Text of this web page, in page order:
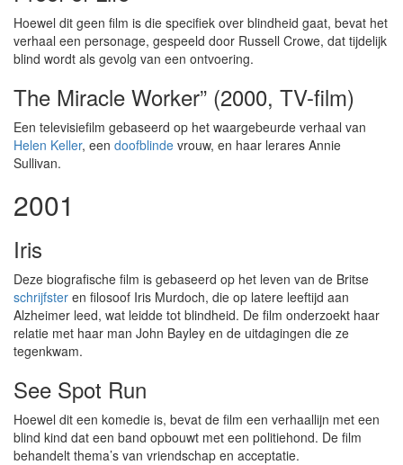
Hoewel dit geen film is die specifiek over blindheid gaat, bevat het
verhaal een personage, gespeeld door Russell Crowe, dat tijdelijk
blind wordt als gevolg van een ontvoering.
The Miracle Worker” (2000, TV-film)
Een televisiefilm gebaseerd op het waargebeurde verhaal van
Helen Keller, een doofblinde vrouw, en haar lerares Annie
Sullivan.
2001
Iris
Deze biografische film is gebaseerd op het leven van de Britse
schrijfster en filosoof Iris Murdoch, die op latere leeftijd aan
Alzheimer leed, wat leidde tot blindheid. De film onderzoekt haar
relatie met haar man John Bayley en de uitdagingen die ze
tegenkwam.
See Spot Run
Hoewel dit een komedie is, bevat de film een verhaallijn met een
blind kind dat een band opbouwt met een politiehond. De film
behandelt thema’s van vriendschap en acceptatie.